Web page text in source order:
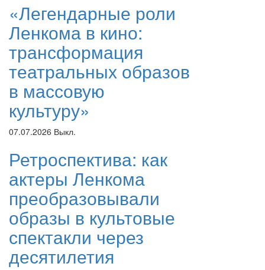
«Легендарные роли
Ленкома в кино:
трансформация
театральных образов
в массовую
культуру»
07.07.2026 Выкл.
Ретроспектива: как
актеры Ленкома
преобразовывали
образы в культовые
спектакли через
десятилетия